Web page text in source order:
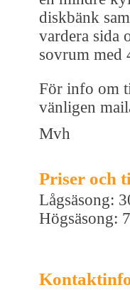
diskbänk
vardera sida
sovrum med
För info om
vänligen
Mvh
Priser och
Lågsäsong:
Högsäsong: